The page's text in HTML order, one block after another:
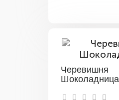
Черевишня
Шоколадница